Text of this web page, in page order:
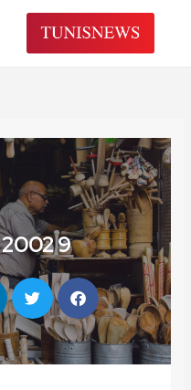
9 novembre 2002